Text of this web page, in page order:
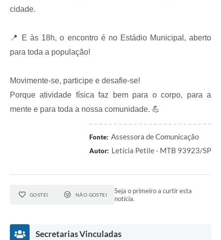
Serviços Online
A Prefeitura
cidade.
📍 E às 18h, o encontro é no Estádio Municipal, aberto
para toda a população!
Movimente-se, participe e desafie-se!
Porque atividade física faz bem para o corpo, para a
mente e para toda a nossa comunidade. 💪
Fonte: Assessora de Comunicação
Autor: Letícia Petile - MTB 93923/SP
GOSTEI NÃO GOSTEI
Seja o primeiro a curtir esta
notícia.
Secretarias Vinculadas